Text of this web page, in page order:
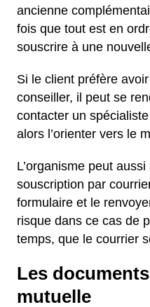
ancienne
fois que tout est en
souscrire à une
Si le client préfère
conseiller, il peut se
contacter un
alors l’orienter vers le
L’organisme peut
souscription par
formulaire et le
risque dans ce cas de
temps, que le courrier
Les
mutuelle